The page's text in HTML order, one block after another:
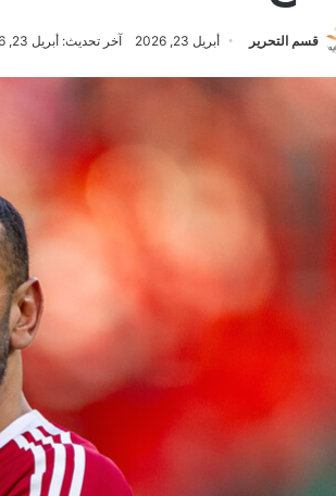
قسم التحرير أبريل 23, 2026 آخر تحديث: أبريل 23, 2026